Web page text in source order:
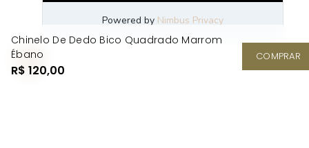
Chinelo De Dedo Bico Quadrado Marrom
Ébano
R$ 120,00
COMPRAR